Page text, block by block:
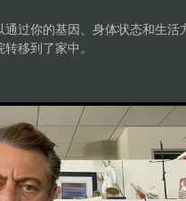
过你的基因、身体状态和生活
移到了家中。